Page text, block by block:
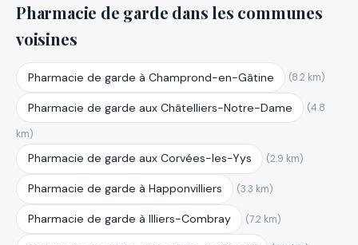
Pharmacie de garde dans les communes
voisines
Pharmacie de garde à Champrond-en-Gâtine (8.2 km)
Pharmacie de garde aux Châtelliers-Notre-Dame (4.8
km)
Pharmacie de garde aux Corvées-les-Yys (2.9 km)
Pharmacie de garde à Happonvilliers (3.3 km)
Pharmacie de garde à Illiers-Combray (7.2 km)